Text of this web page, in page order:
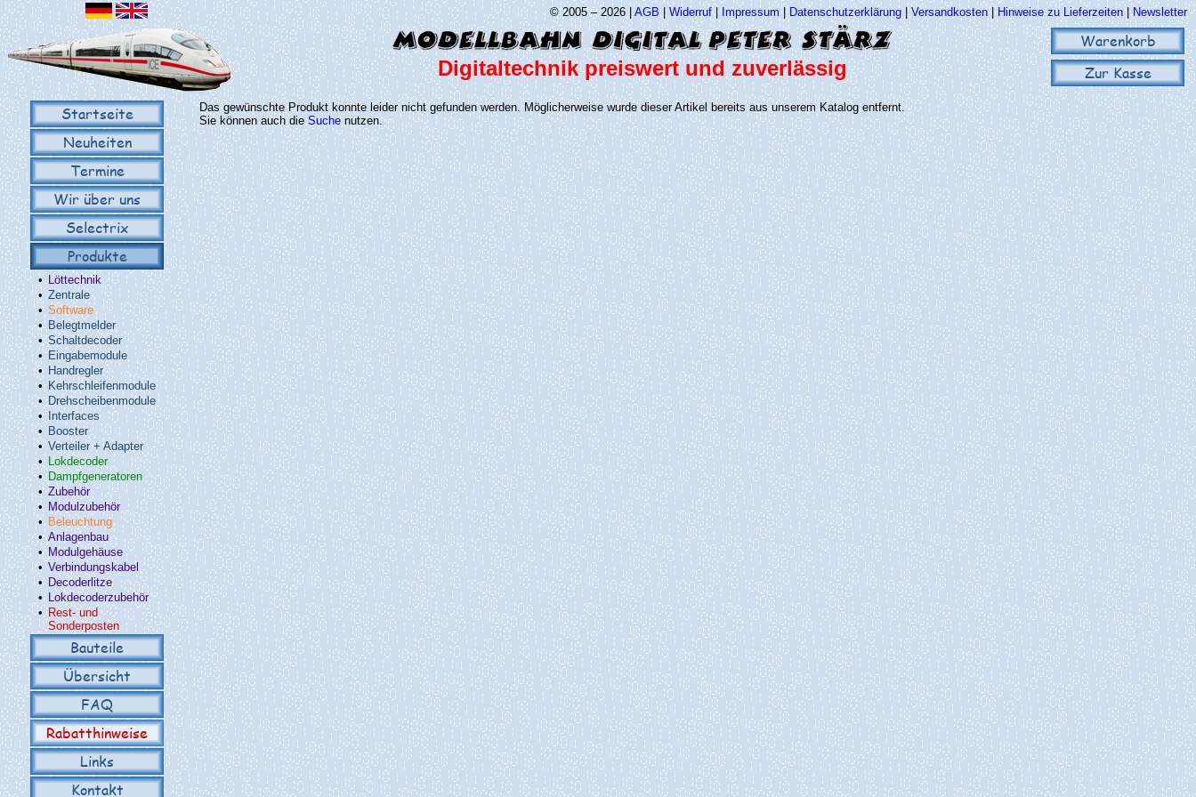
© 2005 – 2026 |AGB| Widerruf| Impressum | Datenschutzerklärung | Versandkosten| Hinweise zu Lieferzeiten|Newsletter
Warenkorb
Zur Kasse
Digitaltechnik preiswert und zuverlässig
Startseite
Neuheiten
Termine
Wir über uns
Selectrix
Produkte
•Löttechnik
• Zentrale
• Software
• Belegtmelder
•Schaltdecoder
•Eingabemodule
• Handregler
• Kehrschleifenmodule
• Drehscheibenmodule
•Interfaces
• Booster
• Verteiler + Adapter
• Lokdecoder
• Dampfgeneratoren
•Zubehör
• Modulzubehör
• Beleuchtung
• Anlagenbau
•Modulgehäuse
• Verbindungskabel
• Decoderlitze
• Lokdecoderzubehör
• Rest- und
Sonderposten
Bauteile
Übersicht
FAQ
Rabatthinweise
Links
Kontakt
Das gewünschte Produkt konnte leider nicht gefunden werden. Möglicherweise wurde dieser Artikel bereits aus unserem Katalog entfernt.
Sie können auch dieSuche nutzen.